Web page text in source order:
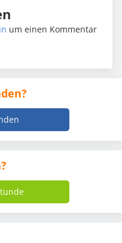
um einen Kommentar